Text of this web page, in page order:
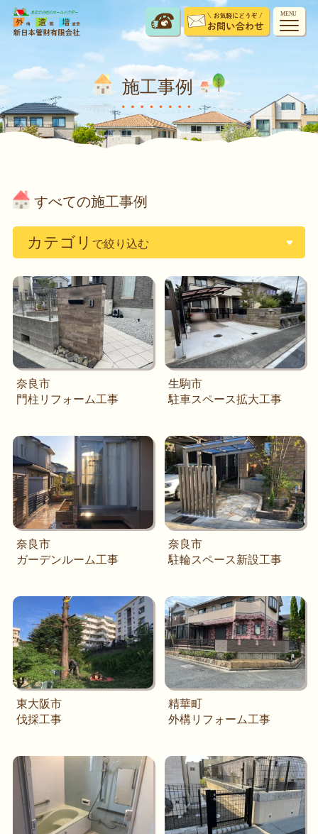
MENU
施工事例
すべての施工事例
カテゴリ で絞り込む
奈良市
門柱リフォーム工事
生駒市
駐車スペース拡大工事
奈良市
ガーデンルーム工事
奈良市
駐輪スペース新設工事
東大阪市
伐採工事
精華町
外構リフォーム工事